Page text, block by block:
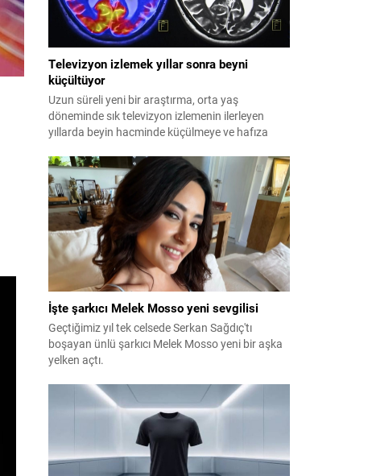
Televizyon izlemek yıllar sonra beyni
küçültüyor
Uzun süreli yeni bir araştırma, orta yaş
döneminde sık televizyon izlemenin ilerleyen
yıllarda beyin hacminde küçülmeye ve hafıza
İşte şarkıcı Melek Mosso yeni sevgilisi
Geçtiğimiz yıl tek celsede Serkan Sağdıç'tı
boşayan ünlü şarkıcı Melek Mosso yeni bir aşka
yelken açtı.